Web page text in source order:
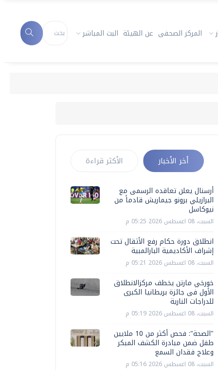
المركز الصحفى عن الهيئة البث المباشر
أخر الأخبار الأكثر قراءة
أرسنال يعلن تعاقده الرسمى مع
البرازيلي برونو جيماريش قادماً من
نيوكاسل
السبت، 08 اغسطس 2026 05:25 م
انطلاق دورة حكام رفع الأثقال تحت
إشراف الأكاديمية البارالمبية
السبت، 08 اغسطس 2026 05:21 م
خورخي مارتن يخطف مركزالانطلاق
الأول فى جائزة بريطانيا الكبرى
للدراجات النارية
السبت، 08 اغسطس 2026 05:19 م
"الصحة": فحص أكثر من 10 ملايين
طفل ضمن مبادرة الكشف المبكر
وعلاج فقدان السمع
السبت، 08 اغسطس 2026 05:16 م